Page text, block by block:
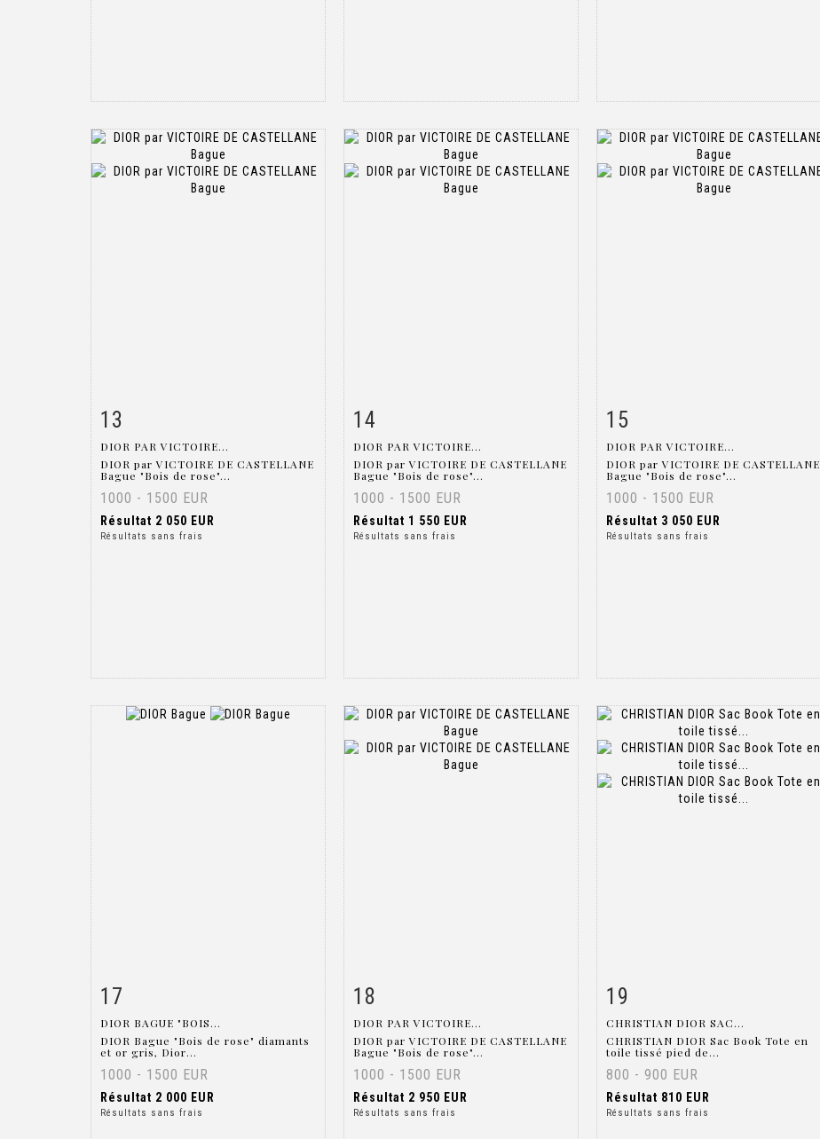
Fiche détaillée
13
DIOR PAR VICTOIRE...
DIOR par VICTOIRE DE CASTELLANE
Bague "Bois de rose"...
1000 - 1500 EUR
Résultat 2 050 EUR
Résultats sans frais
Fiche détaillée
14
DIOR PAR VICTOIRE...
DIOR par VICTOIRE DE CASTELLANE
Bague "Bois de rose"...
1000 - 1500 EUR
Résultat 1 550 EUR
Résultats sans frais
Fiche détaillée
15
DIOR PAR VICTOIRE...
DIOR par VICTOIRE DE CASTELLANE
Bague "Bois de rose"...
1000 - 1500 EUR
Résultat 3 050 EUR
Résultats sans frais
Fiche détaillée
17
DIOR BAGUE "BOIS...
DIOR Bague "Bois de rose" diamants
et or gris, Dior...
1000 - 1500 EUR
Résultat 2 000 EUR
Résultats sans frais
Fiche détaillée
18
DIOR PAR VICTOIRE...
DIOR par VICTOIRE DE CASTELLANE
Bague "Bois de rose"...
1000 - 1500 EUR
Résultat 2 950 EUR
Résultats sans frais
Fiche détaillée
19
CHRISTIAN DIOR SAC...
CHRISTIAN DIOR Sac Book Tote en
toile tissé pied de...
800 - 900 EUR
Résultat 810 EUR
Résultats sans frais